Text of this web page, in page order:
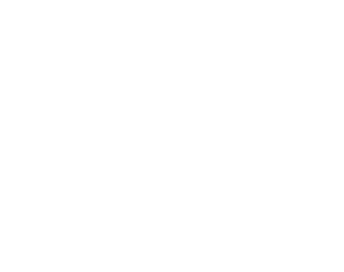
Id
Olahraga Yang